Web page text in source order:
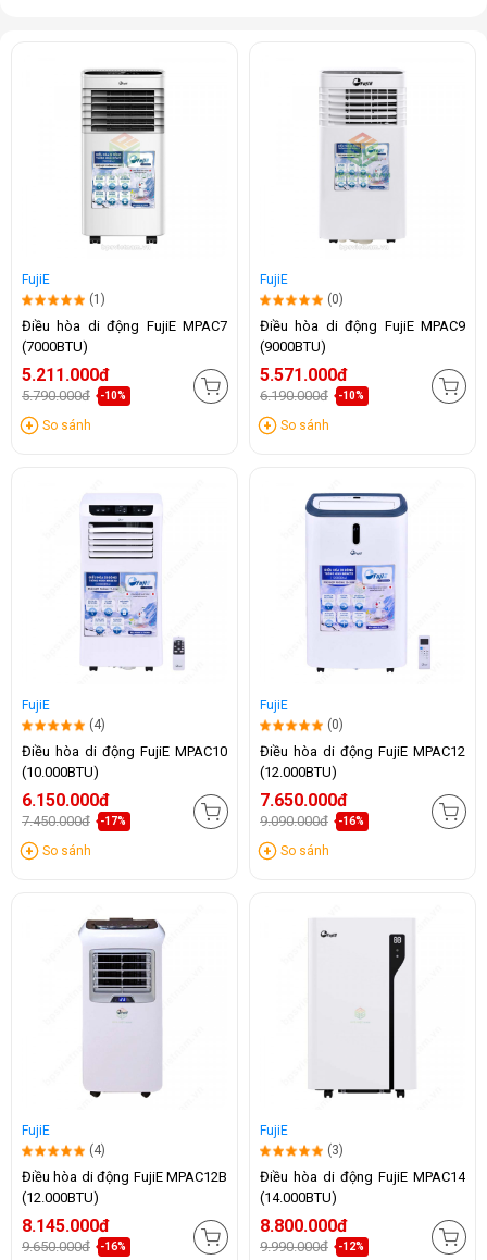
FujiE
(1)
Điều hòa di động FujiE MPAC7
(7000BTU)
5.211.000đ
5.790.000đ -10%
So sánh
FujiE
(0)
Điều hòa di động FujiE MPAC9
(9000BTU)
5.571.000đ
6.190.000đ -10%
So sánh
FujiE
(4)
Điều hòa di động FujiE MPAC10
(10.000BTU)
6.150.000đ
7.450.000đ -17%
So sánh
FujiE
(0)
Điều hòa di động FujiE MPAC12
(12.000BTU)
7.650.000đ
9.090.000đ -16%
So sánh
FujiE
(4)
Điều hòa di động FujiE MPAC12B
(12.000BTU)
8.145.000đ
9.650.000đ -16%
FujiE
(3)
Điều hòa di động FujiE MPAC14
(14.000BTU)
8.800.000đ
9.990.000đ -12%